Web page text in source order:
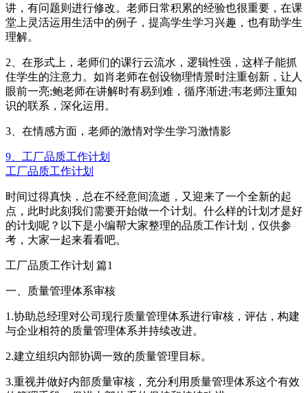
讲，有问题则进行修改。老师日常积累的经验也很重要，在课
堂上灵活运用生活中的例子，提高学生学习兴趣，也有助学生
理解。
2、在形式上，老师们的课行云流水，逻辑性强，这样子能抓
住学生的注意力。如肖老师在创设物理情景时注重创新，让人
眼前一亮;鲍老师在讲解时有易到难，循序渐进;韦老师注重知
识的联系，深化运用。
3、在情感方面，老师的激情对学生学习激情影
9、工厂品质工作计划
工厂品质工作计划
时间过得真快，总在不经意间流逝，又迎来了一个全新的起
点，此时此刻我们需要开始做一个计划。什么样的计划才是好
的计划呢？以下是小编帮大家整理的品质工作计划，仅供参
考，大家一起来看看吧。
工厂品质工作计划 篇1
一、质量管理体系审核
1.协助总经理对公司现行质量管理体系进行审核，评估，构建
与企业相符的质量管理体系并持续改进。
2.建立组织内部协调一致的质量管理目标。
3.重视并做好内部质量审核，充分利用质量管理体系这个有效